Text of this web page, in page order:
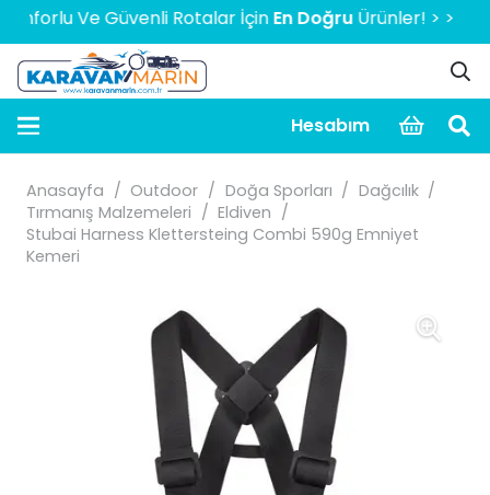
Ve Güvenli Rotalar İçinEn DoğruÜrünler! > > > > >
Hesabım
Anasayfa / Outdoor / Doğa Sporları / Dağcılık /
Tırmanış Malzemeleri / Eldiven /
Stubai Harness Klettersteing Combi 590g Emniyet
Kemeri